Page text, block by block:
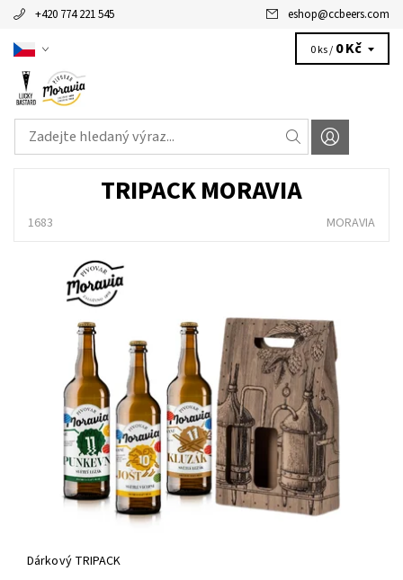
+420 774 221 545 eshop@ccbeers.com
0 ks / 0 Kč
TRIPACK MORAVIA
1683 MORAVIA
Dárkový TRIPACK